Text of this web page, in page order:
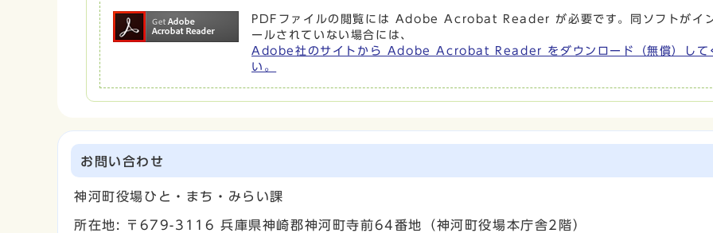
PDFファイルの閲覧には Adobe Acrobat Reader が必要です。同ソフトがイ
ールされていない場合には、
Adobe社のサイトから Adobe Acrobat Reader をダウンロード（無償）して
い。
お問い合わせ
神河町役場ひと・まち・みらい課
所在地: 〒679-3116 兵庫県神崎郡神河町寺前64番地（神河町役場本庁舎2階）